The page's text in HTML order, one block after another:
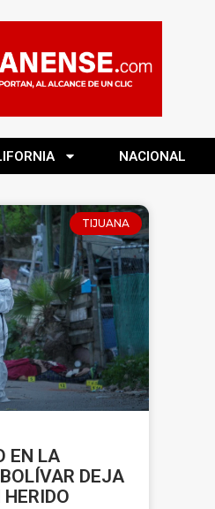
NACIONAL
TIJUANA
EN LA
DEJA